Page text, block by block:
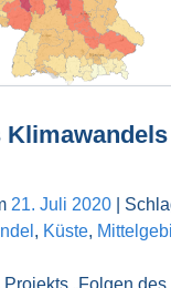
21. Juli 2020
, Küste,
Projekts „Folgen des